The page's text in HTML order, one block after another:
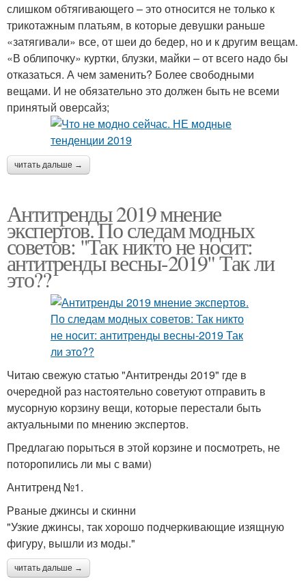
слишком обтягивающего – это относится не только к
трикотажным платьям, в которые девушки раньше
«затягивали» все, от шеи до бедер, но и к другим вещам.
«В облипочку» куртки, блузки, майки – от всего надо бы
отказаться. А чем заменить? Более свободными
вещами. И не обязательно это должен быть не всеми
принятый оверсайз;
читать дальше →
Антитренды 2019 мнение
экспертов. По следам модных
советов: "Так никто не носит:
антитренды весны-2019" Так ли
это??
Читаю свежую статью "Антитренды 2019" где в
очередной раз настоятельно советуют отправить в
мусорную корзину вещи, которые перестали быть
актуальными по мнению экспертов.
Предлагаю порыться в этой корзине и посмотреть, не
поторопились ли мы с вами)
Антитренд №1.
Рваные джинсы и скинни
"Узкие джинсы, так хорошо подчеркивающие изящную
фигуру, вышли из моды."
читать дальше →